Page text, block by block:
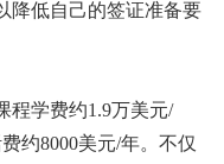
降低自己的签证准备要
程学费约1.9万美元/
约8000美元/年。不仅